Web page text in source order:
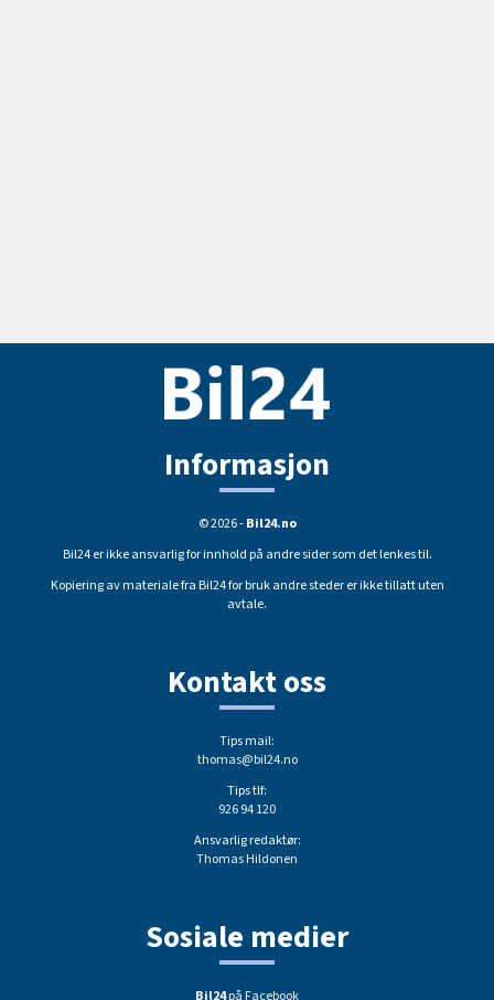
Informasjon
© 2026 -Bil24.no
Bil24 er ikke ansvarlig for innhold på andre sider som det lenkes til.
Kopiering av materiale fra Bil24 for bruk andre steder er ikke tillatt uten
avtale.
Kontakt oss
Tips mail:
thomas@bil24.no
Tips tlf:
926 94 120
Ansvarlig redaktør:
Thomas Hildonen
Sosiale medier
Bil24på Facebook